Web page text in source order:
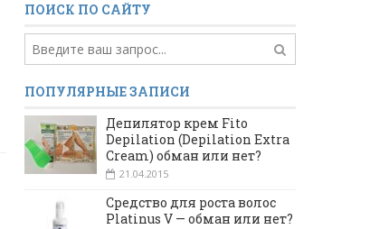
ПОИСК ПО САЙТУ
ПОПУЛЯРНЫЕ ЗАПИСИ
Депилятор крем Fito
Depilation (Depilation Extra
Cream) обман или нет?
21.04.2015
Средство для роста волос
Platinus V — обман или нет?